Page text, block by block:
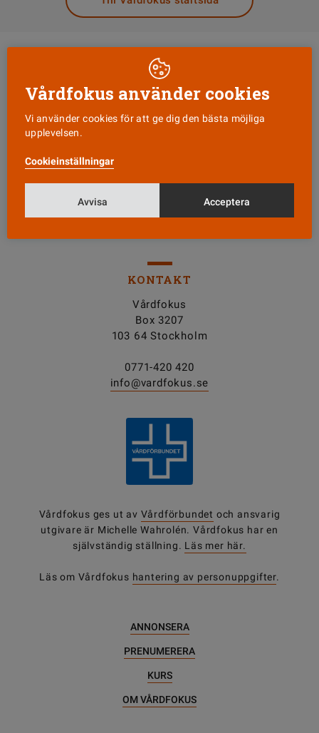
Tipsa oss!
KONTAKT
Vårdfokus
Box 3207
103 64 Stockholm
0771-420 420
info@vardfokus.se
Vårdfokus ges ut av Vårdförbundet och ansvarig
utgivare är Michelle Wahrolén. Vårdfokus har en
självständig ställning. Läs mer här.
Läs om Vårdfokus hantering av personuppgifter.
ANNONSERA
PRENUMERERA
KURS
OM VÅRDFOKUS
Vårdfokus använder cookies
Vi använder cookies för att ge dig den bästa möjliga
upplevelsen.
Cookieinställningar
Avvisa Acceptera